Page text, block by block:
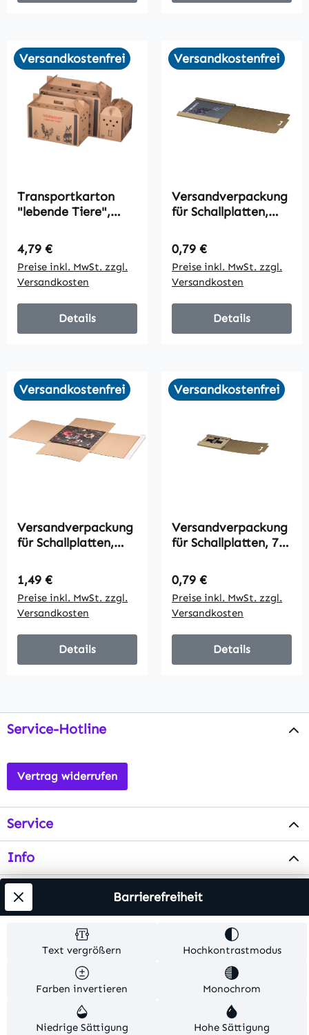
Versandkostenfrei
Transportkarton
"lebende Tiere",
braun, 1-wellig,
VPE10
Regulärer Preis:
4,79 €
Preise inkl. MwSt. zzgl.
Versandkosten
Details
Versandkostenfrei
Versandverpackung
für Schallplatten,
326x326x10mm,
VPE50
Regulärer Preis:
0,79 €
Preise inkl. MwSt. zzgl.
Versandkosten
Details
Versandkostenfrei
Versandverpackung
für Schallplatten,
75mm, VPE20
Regulärer Preis:
1,49 €
Preise inkl. MwSt. zzgl.
Versandkosten
Details
Versandkostenfrei
Versandverpackung
für Schallplatten, 7",
VPE50
Regulärer Preis:
0,79 €
Preise inkl. MwSt. zzgl.
Versandkosten
Details
Service-Hotline
Vertrag widerrufen
Service
Info
Testsieger
Alle Preise inkl. gesetzl. Mehrwertsteuer zzgl.
Versandkosten
. Alle Artikelangaben sind
Herstellerangaben und ohne Gewähr.
© 2026 MKV24 – Alle Rechte vorbehalten. Theme by
TC-Innovations
Text vergrößern Hochkontrastmodus
Farben invertieren Monochrom
Niedrige Sättigung Hohe Sättigung
Barrierefreiheit